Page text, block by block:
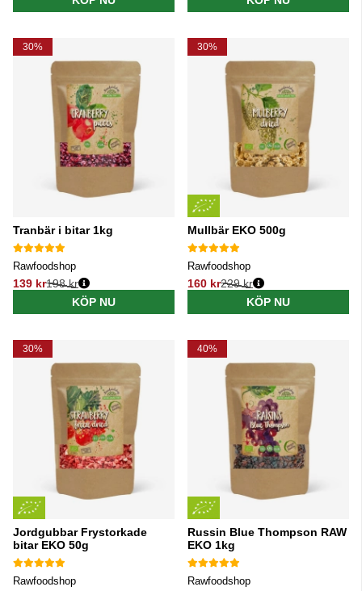
30%
Tranbär i bitar 1kg
Rawfoodshop
139 kr
Ordinarie pris:
198 kr
KÖP NU
30%
Mullbär EKO 500g
Rawfoodshop
160 kr
Ordinarie pris:
229 kr
KÖP NU
30%
Jordgubbar Frystorkade
bitar EKO 50g
Rawfoodshop
40%
Russin Blue Thompson RAW
EKO 1kg
Rawfoodshop